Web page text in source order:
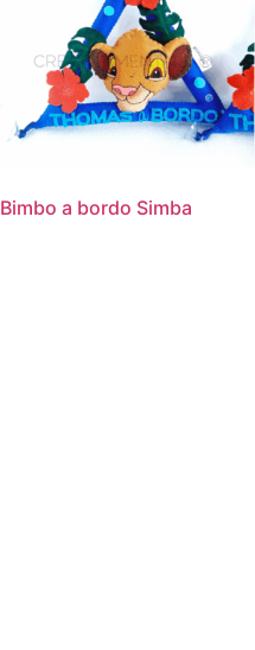
Bimbo a bordo Simba